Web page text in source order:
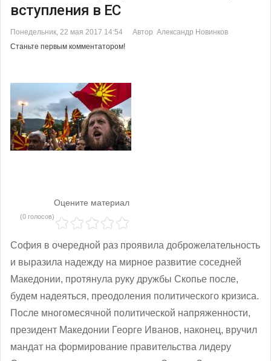
вступления в ЕС
Понедельник, 22 мая 2017 14:54
Автор Александр Новинков
Станьте первым комментатором!
Оцените материал
(0 голосов)
София в очередной раз проявила доброжелательность
и выразила надежду на мирное развитие соседней
Македонии, протянула руку дружбы Скопье после,
будем надеяться, преодоления политического кризиса.
После многомесячной политической напряженности,
президент Македонии Георге Иванов, наконец, вручил
мандат на формирование правительства лидеру